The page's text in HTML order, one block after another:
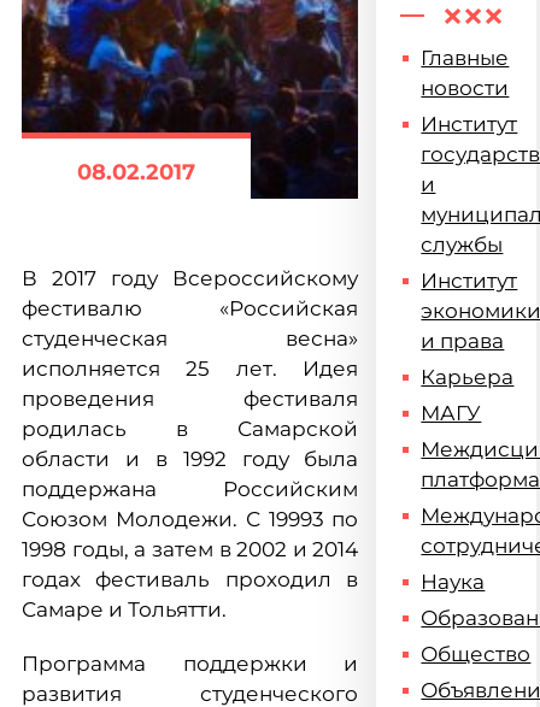
08.02.2017
В 2017 году Всероссийскому
фестивалю «Российская
студенческая весна»
исполняется 25 лет. Идея
проведения фестиваля
родилась в Самарской
области и в 1992 году была
поддержана Российским
Союзом Молодежи. С 19993 по
1998 годы, а затем в 2002 и 2014
годах фестиваль проходил в
Самаре и Тольятти.
Программа поддержки и
развития студенческого
Главные
новости
Институт
и
службы
Институт
и права
Карьера
МАГУ
платформа
Наука
Общество